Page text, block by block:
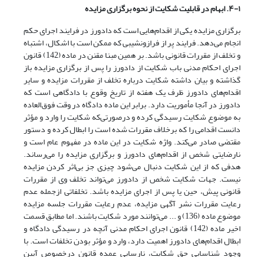
۴-۱. ابهام در قابلیت شکایت از نحوه برگزاری مزایده
برگزاری مزایده یکی از اقدام‌هایی است که دادورز در فرایند اجرای حکم
انجام می‌دهد. فرایند پر از فراز‌و‌نشیبی که ممکن است با اشکال، اشتباه
و تخلف از مقررات قانونی باشد. بر همین مبنا مقنن در ماده (142) قانون
اجرای احکام مدنی باب شکایت از دادورز را پس از برگزاری مزایده باز
گذاشته و بیان داشته شکایت درباره تخلف از مقررات مزایده و سایر
اقدام‌های دادورز ظرف یک هفته از تاریخ وقوع با دادگاهی است که
دادورز در آنجا مأموریت دارد. برابر این ماده دادگاه در وقت فوق‌العاده
به موضوع شکایت رسیدگی کرده و در‌صورتی‌که شکایت را وارد و مؤثر
دانست اقدامی را که برخلاف مقررات شده‌ است را ابطال کرده و دستور
مقتضی صادر می‌کند. واژه شکایت در این ماده در مفهوم عام است و
نارضایتی شخص از اقدام‌های دادورز و برگزاری مزایده را می‌رساند.
هدفی که از این شکایت دنبال می‌شود چیزی جز بی‌اثر کردن مزایده
نیست. جهات شکایت شخص از دادورز می‌تواند تخلف وی از مقررات‌
قانونی پیش، حین یا پس از اجرای مزایده باشد. تخلفاتی از‌جمله عدم
رعایت مقررات نشر آگهی مزایده، عدم رعایت مقررات جلسه مزایده
موضوع ماده (136) و ... می‌توانند مورد شکایت باشند. اما مطابق قسمت
اخیر ماده (142) قانون اجرای احکام مدنی آنچه در رسیدگی دادگاه و
ابطال اقدام‌های دادورز اهمیت دارد، وارد و مؤثر بودن تخلفات است. با
وجود شناسایی حق شکایت، نارسایی عمده قانون درخصوص آیین